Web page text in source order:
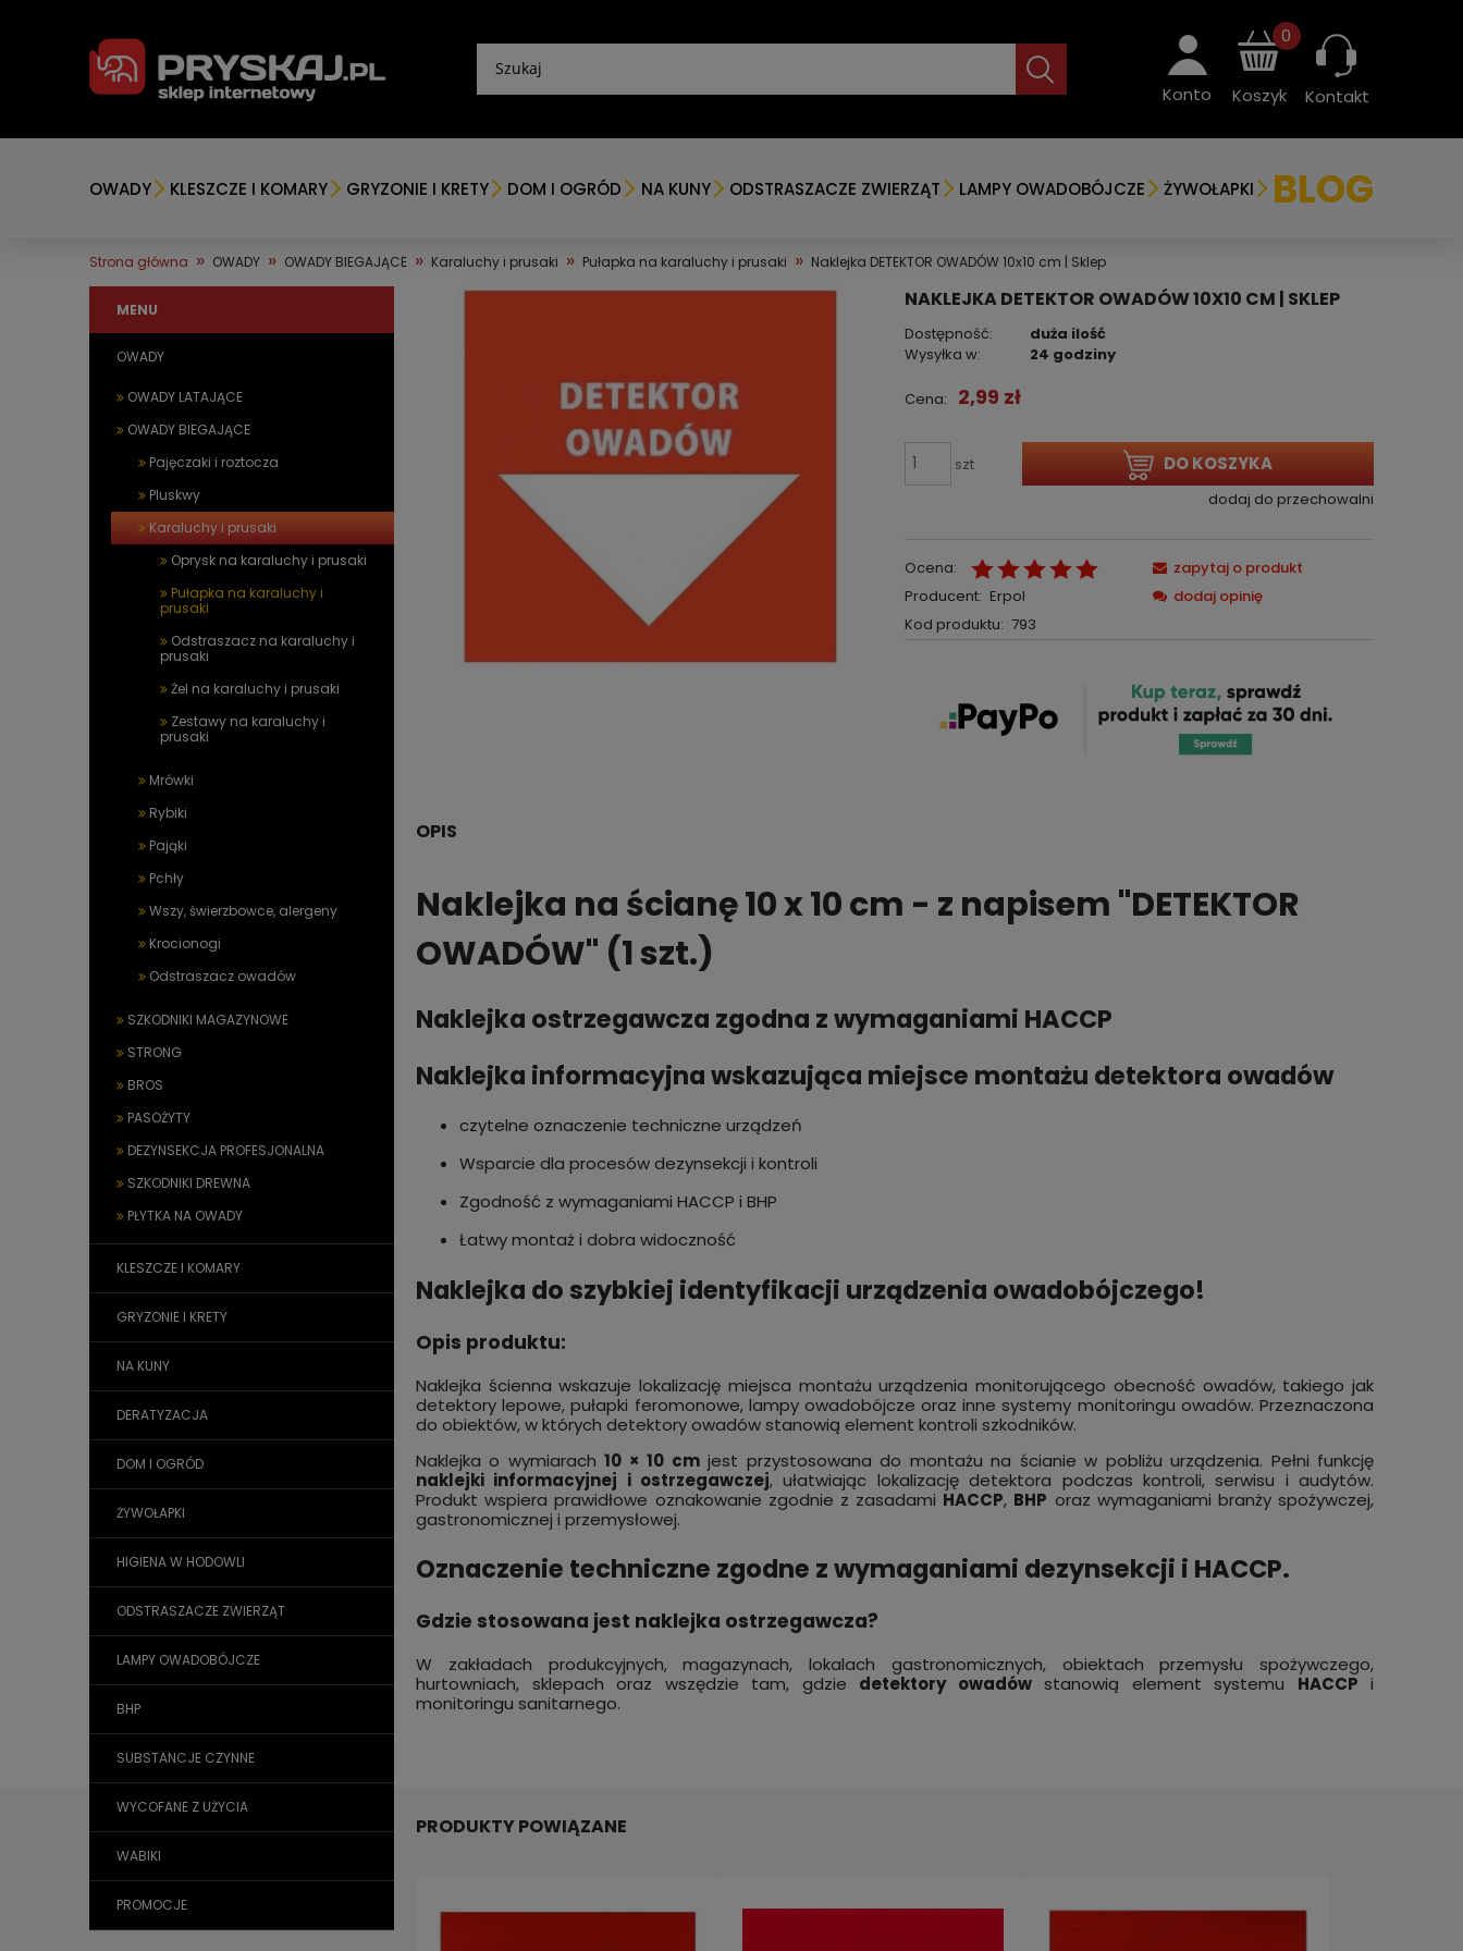
Konto Koszyk
0
Kontakt
OWADY KLESZCZE I KOMARY GRYZONIE I KRETY DOM I OGRÓD NA KUNY ODSTRASZACZE ZWIERZĄT LAMPY OWADOBÓJCZE ŻYWOŁAPKI BLOG
Strona główna » OWADY » OWADY BIEGAJĄCE » Karaluchy i prusaki » Pułapka na karaluchy i prusaki » Naklejka DETEKTOR OWADÓW 10x10 cm | Sklep
MENU
OWADY
OWADY LATAJĄCE
OWADY BIEGAJĄCE
Pajęczaki i roztocza
Pluskwy
Karaluchy i prusaki
Oprysk na karaluchy i prusaki
Pułapka na karaluchy i
prusaki
Odstraszacz na karaluchy i
prusaki
Żel na karaluchy i prusaki
Zestawy na karaluchy i
prusaki
Mrówki
Rybiki
Pająki
Pchły
Wszy, świerzbowce, alergeny
Krocionogi
Odstraszacz owadów
SZKODNIKI MAGAZYNOWE
STRONG
BROS
PASOŻYTY
DEZYNSEKCJA PROFESJONALNA
SZKODNIKI DREWNA
PŁYTKA NA OWADY
KLESZCZE I KOMARY
GRYZONIE I KRETY
NA KUNY
DERATYZACJA
DOM I OGRÓD
ŻYWOŁAPKI
HIGIENA W HODOWLI
ODSTRASZACZE ZWIERZĄT
LAMPY OWADOBÓJCZE
BHP
SUBSTANCJE CZYNNE
WYCOFANE Z UŻYCIA
WABIKI
PROMOCJE
NAKLEJKA DETEKTOR OWADÓW 10X10 CM | SKLEP
Dostępność:
duża ilość
Wysyłka w:
24 godziny
Cena: 2,99 zł
szt DO KOSZYKA
dodaj do przechowalni
Ocena:
Producent: Erpol
Kod produktu: 793
zapytaj o produkt
dodaj opinię
OPIS
Naklejka na ścianę 10 x 10 cm - z napisem "DETEKTOR
OWADÓW" (1 szt.)
Naklejka ostrzegawcza zgodna z wymaganiami HACCP
Naklejka informacyjna wskazująca miejsce montażu detektora owadów
czytelne oznaczenie techniczne urządzeń
Wsparcie dla procesów dezynsekcji i kontroli
Zgodność z wymaganiami HACCP i BHP
Łatwy montaż i dobra widoczność
Naklejka do szybkiej identyfikacji urządzenia owadobójczego!
Opis produktu:
Naklejka ścienna wskazuje lokalizację miejsca montażu urządzenia monitorującego obecność owadów, takiego jak
detektory lepowe, pułapki feromonowe, lampy owadobójcze oraz inne systemy monitoringu owadów. Przeznaczona
do obiektów, w których detektory owadów stanowią element kontroli szkodników.
Naklejka o wymiarach10 × 10 cmjest przystosowana do montażu na ścianie w pobliżu urządzenia. Pełni funkcję
naklejki informacyjnej i ostrzegawczej, ułatwiając lokalizację detektora podczas kontroli, serwisu i audytów.
Produkt wspiera prawidłowe oznakowanie zgodnie z zasadami HACCP, BHP oraz wymaganiami branży spożywczej,
gastronomicznej i przemysłowej.
Oznaczenie techniczne zgodne z wymaganiami dezynsekcji i HACCP.
Gdzie stosowana jest naklejka ostrzegawcza?
W zakładach produkcyjnych, magazynach, lokalach gastronomicznych, obiektach przemysłu spożywczego,
hurtowniach, sklepach oraz wszędzie tam, gdzie detektory owadówstanowią element systemu HACCP i
monitoringu sanitarnego.
PRODUKTY POWIĄZANE